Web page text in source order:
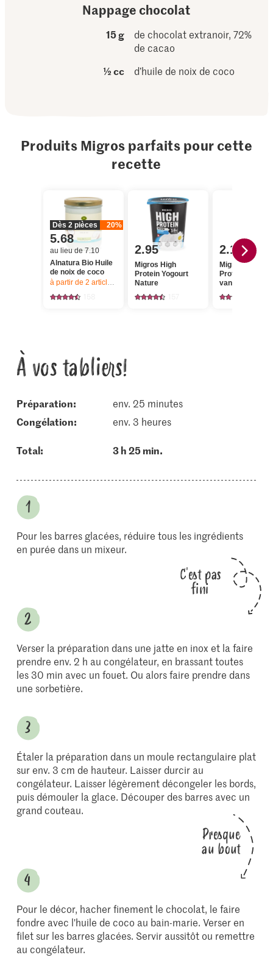
Nappage chocolat
15 g
de chocolat extranoir, 72%
de cacao
½ cc
d’huile de noix de coco
Produits Migros parfaits pour cette
recette
Dès 2 pièces 20%
5.68
au lieu de 7.10
Alnatura Bio Huile
de noix de coco
à partir de 2 articles, Offre valable du 6.8 au 12.8.2026, jusqu’à
2.95
Migros High
Protein Yogourt
Nature
2.10
Migros High
Protein Drink
vanille
À vos tabliers!
Préparation:
env. 25 minutes
congélation:
env. 3 heures
Total: 3 h 25 min.
Pour les barres glacées, réduire tous les ingrédients
en purée dans un mixeur.
C'est pas
fini
Verser la préparation dans une jatte en inox et la faire
prendre env. 2 h au congélateur, en brassant toutes
les 30 min avec un fouet. Ou alors faire prendre dans
une sorbetière.
Étaler la préparation dans un moule rectangulaire plat
sur env. 3 cm de hauteur. Laisser durcir au
congélateur. Laisser légèrement décongeler les bords,
puis démouler la glace. Découper des barres avec un
grand couteau.
Presque
au bout
Pour le décor, hacher finement le chocolat, le faire
fondre avec l'huile de coco au bain-marie. Verser en
filet sur les barres glacées. Servir aussitôt ou remettre
au congélateur.